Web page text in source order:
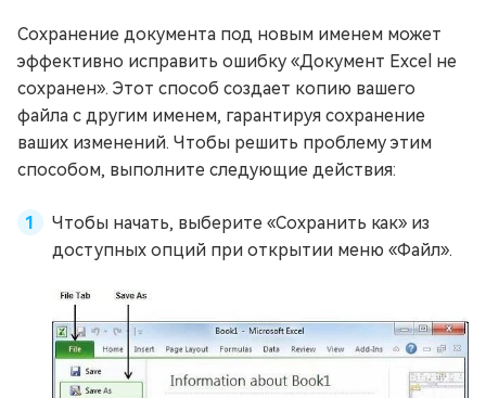
Сохранение документа под новым именем может
эффективно исправить ошибку «Документ Excel не
сохранен». Этот способ создает копию вашего
файла с другим именем, гарантируя сохранение
ваших изменений. Чтобы решить проблему этим
способом, выполните следующие действия:
Чтобы начать, выберите «Сохранить как» из
доступных опций при открытии меню «Файл».